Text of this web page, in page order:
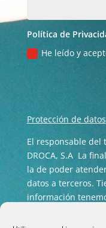
Política de
He leído y
Protección de datos
El responsable del
DROCA, S.A La
la de poder
datos a terceros.
información
de privacidad